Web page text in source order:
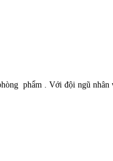
phẩm . Với đội ngũ